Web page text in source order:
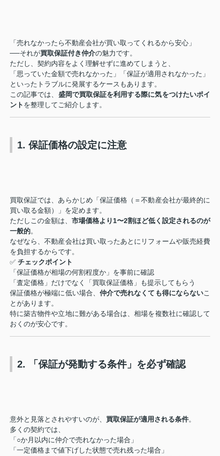
「売れなかったら不動産会社が買い取ってくれるから安心」
──それが買取保証付き仲介の魅力です。
ただし、契約内容をよく理解せずに進めてしまうと、
「思っていた金額で売れなかった」「保証が適用されなかった」
といったトラブルに発展するケースもあります。
この記事では、 盛岡で買取保証を利用する際に気をつけたいポイ
ントを整理してご紹介します。
1. 保証価格の設定に注意
買取保証では、あらかじめ「保証価格（＝不動産会社が最終的に
買い取る金額）」を定めます。
ただしこの金額は、 市場価格より1〜2割ほど低く設定されるのが
一般的。
なぜなら、不動産会社は買い取ったあとにリフォームや販売経費
を負担するからです。
✅ チェックポイント
「保証価格が相場の何割程度か」を事前に確認
「査定価格」だけでなく「買取保証価格」も提示してもらう
保証価格が極端に低い場合、 仲介で売れなくても得にならないこ
とがあります。
特に築古物件や立地に難がある場合は、相場を複数社に確認して
おくのが安心です。
2. 「保証が発動する条件」を必ず確認
意外と見落とされやすいのが、 買取保証が適用される条件。
多くの契約では、
「○か月以内に仲介で売れなかった場合」
「一定価格まで値下げした状態で売れ残った場合」